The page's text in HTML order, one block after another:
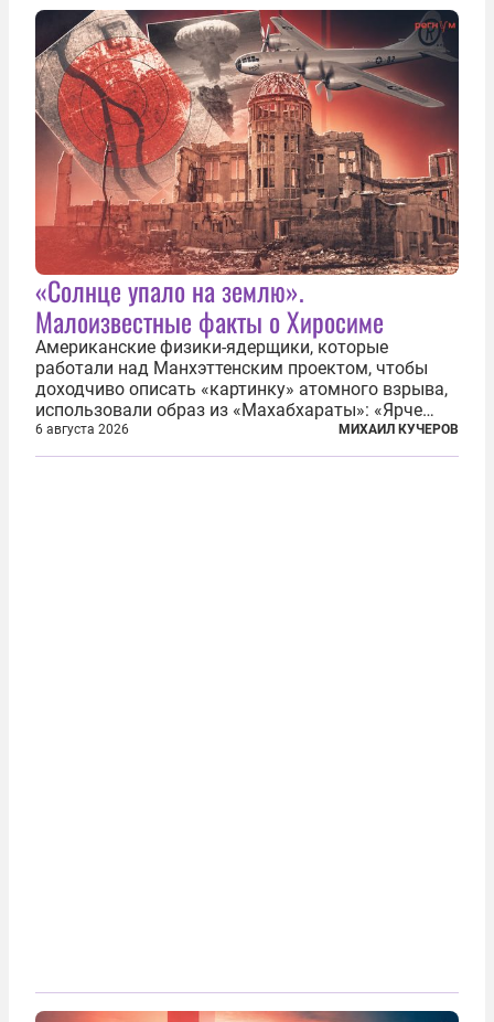
зачастую находится несколько...
«Солнце упало на землю».
Малоизвестные факты о Хиросиме
Американские физики-ядерщики, которые
работали над Манхэттенским проектом, чтобы
доходчиво описать «картинку» атомного взрыва,
использовали образ из «Махабхараты»: «Ярче
тысячи солнц пылало это пламя». Не все жители
японских городов Хиросимы и Нагасаки, на
6 августа 2026 МИХАИЛ КУЧЕРОВ